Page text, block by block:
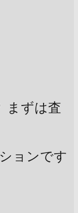
まずは査
ョンです